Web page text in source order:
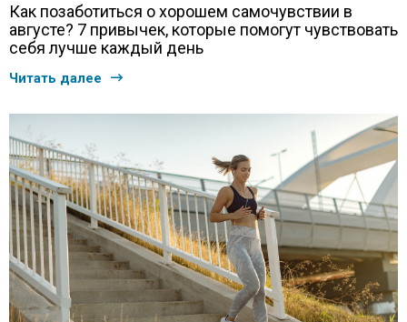
Как позаботиться о хорошем самочувствии в
августе? 7 привычек, которые помогут чувствовать
себя лучше каждый день
Читать далее